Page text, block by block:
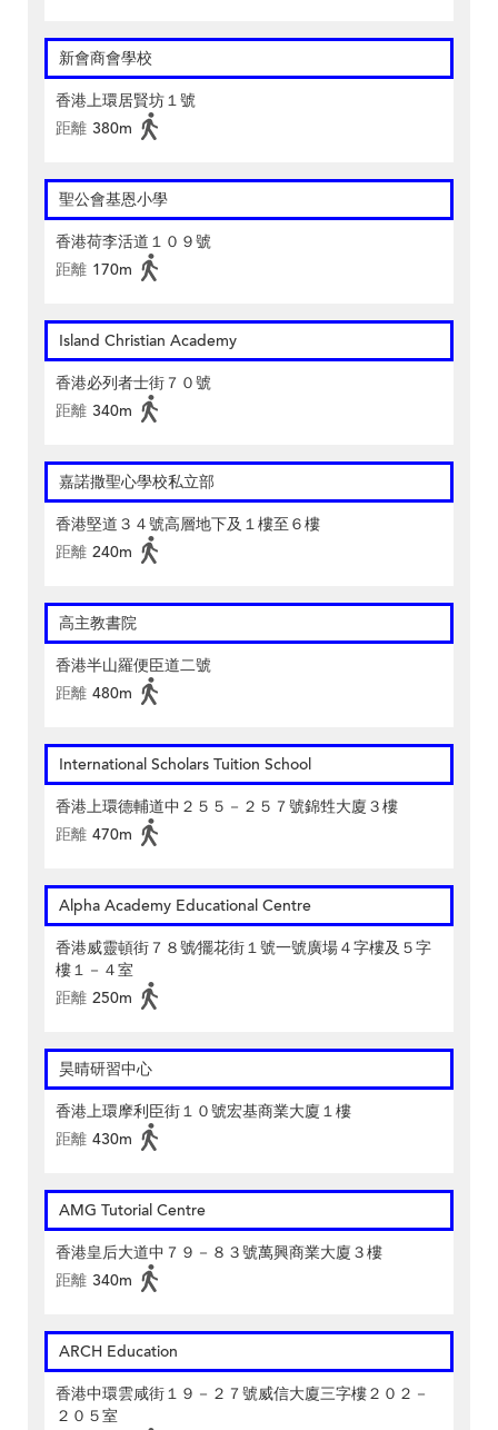
新會商會學校
香港上環居賢坊１號
距離 380m
聖公會基恩小學
香港荷李活道１０９號
距離 170m
Island Christian Academy
香港必列者士街７０號
距離 340m
嘉諾撒聖心學校私立部
香港堅道３４號高層地下及１樓至６樓
距離 240m
高主教書院
香港半山羅便臣道二號
距離 480m
International Scholars Tuition School
香港上環德輔道中２５５－２５７號錦甡大廈３樓
距離 470m
Alpha Academy Educational Centre
香港威靈頓街７８號∕擺花街１號一號廣場４字樓及５字
樓１－４室
距離 250m
昊晴研習中心
香港上環摩利臣街１０號宏基商業大廈１樓
距離 430m
AMG Tutorial Centre
香港皇后大道中７９－８３號萬興商業大廈３樓
距離 340m
ARCH Education
香港中環雲咸街１９－２７號威信大廈三字樓２０２－
２０５室